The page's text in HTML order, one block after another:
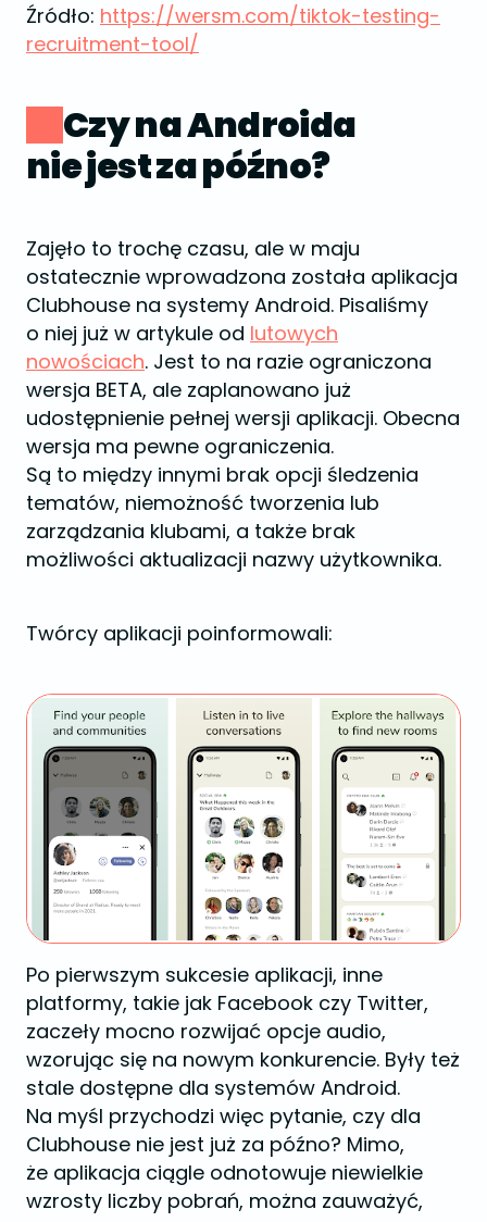
Źródło: https://wersm.com/tiktok-testing-
recruitment-tool/
Czy na Androida
nie jest za późno?
Zajęło to trochę czasu, ale w maju
ostatecznie wprowadzona została aplikacja
Clubhouse na systemy Android. Pisaliśmy
o niej już w artykule od lutowych
nowościach. Jest to na razie ograniczona
wersja BETA, ale zaplanowano już
udostępnienie pełnej wersji aplikacji. Obecna
wersja ma pewne ograniczenia.
Są to między innymi brak opcji śledzenia
tematów, niemożność tworzenia lub
zarządzania klubami, a także brak
możliwości aktualizacji nazwy użytkownika.
Twórcy aplikacji poinformowali:
Po pierwszym sukcesie aplikacji, inne
platformy, takie jak Facebook czy Twitter,
zaczeły mocno rozwijać opcje audio,
wzorując się na nowym konkurencie. Były też
stale dostępne dla systemów Android.
Na myśl przychodzi więc pytanie, czy dla
Clubhouse nie jest już za późno? Mimo,
że aplikacja ciągle odnotowuje niewielkie
wzrosty liczby pobrań, można zauważyć,